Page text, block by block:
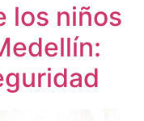
los niños